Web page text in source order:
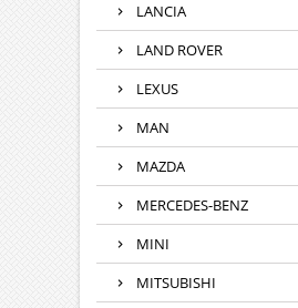
LANCIA
LAND ROVER
LEXUS
MAN
MAZDA
MERCEDES-BENZ
MINI
MITSUBISHI